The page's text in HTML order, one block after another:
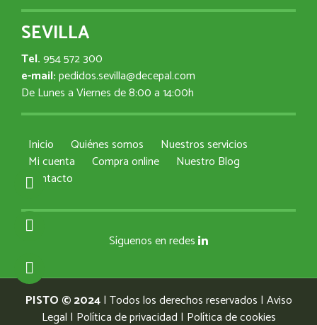
SEVILLA
Tel.954 572 300
e-mail:pedidos.sevilla@decepal.com
De Lunes a Viernes de 8:00 a 14:00h
Inicio Quiénes somos
Nuestros servicios
Mi cuenta
Compra online
Nuestro Blog
Contacto
Síguenos en redes
PISTO © 2024| Todos los derechos reservados | Aviso
Legal | Política de privacidad | Política de cookies